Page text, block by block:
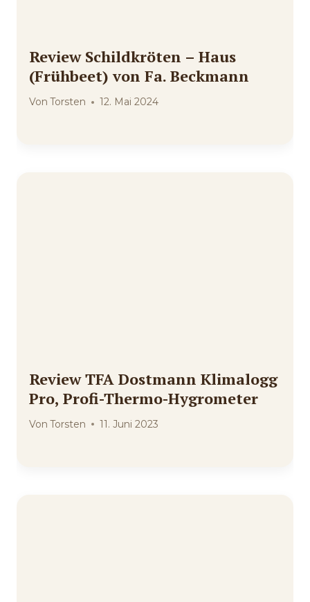
Review Schildkröten – Haus
(Frühbeet) von Fa. Beckmann
Von Torsten 12. Mai 2024
Review TFA Dostmann Klimalogg
Pro, Profi-Thermo-Hygrometer
Von Torsten 11. Juni 2023